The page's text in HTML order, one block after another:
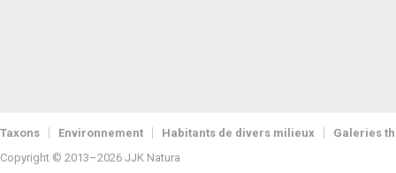
Taxons Environnement Habitants de divers milieux
Galeries
Copyright © 2013–2026 JJK Natura